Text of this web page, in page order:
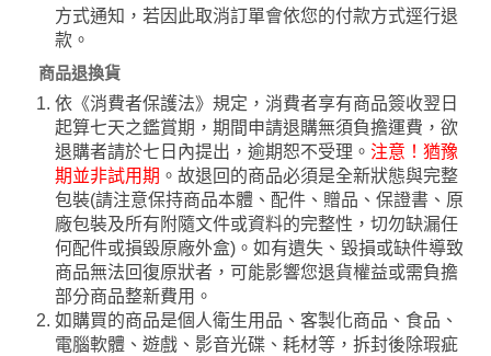
方式通知，若因此取消訂單會依您的付款方式逕行退
款。
商品退換貨
依《消費者保護法》規定，消費者享有商品簽收翌日
起算七天之鑑賞期，期間申請退購無須負擔運費，欲
退購者請於七日內提出，逾期恕不受理。 注意！猶豫
期並非試用期 。故退回的商品必須是全新狀態與完整
包裝(請注意保持商品本體、配件、贈品、保證書、原
廠包裝及所有附隨文件或資料的完整性，切勿缺漏任
何配件或損毀原廠外盒)。如有遺失、毀損或缺件導致
商品無法回復原狀者，可能影響您退貨權益或需負擔
部分商品整新費用。
如購買的商品是個人衛生用品、客製化商品、食品、
電腦軟體、遊戲、影音光碟、耗材等，拆封後除瑕疵